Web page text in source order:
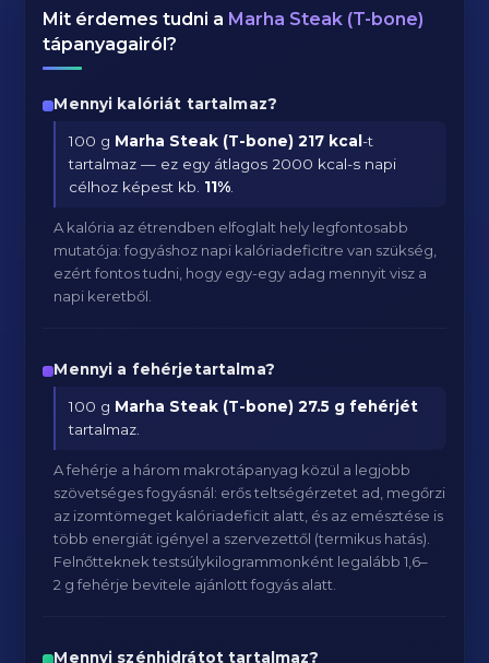
Mit érdemes tudni a Marha Steak (T-bone)
tápanyagairól?
Mennyi kalóriát tartalmaz?
100 g Marha Steak (T-bone) 217 kcal-t
tartalmaz — ez egy átlagos 2000 kcal-s napi
célhoz képest kb. 11%
A kalória az étrendben elfoglalt hely legfontosabb
mutatója: fogyáshoz napi kalóriadeficitre van szükség,
ezért fontos tudni, hogy egy-egy adag mennyit visz a
napi keretből.
Mennyi a fehérjetartalma?
100 g Marha Steak (T-bone) 27.5 g fehérjét
tartalmaz.
A fehérje a három makrotápanyag közül a legjobb
szövetséges fogyásnál: erős teltségérzetet ad, megőrzi
az izomtömeget kalóriadeficit alatt, és az emésztése is
több energiát igényel a szervezettől (termikus hatás).
Felnőtteknek testsúlykilogrammonként legalább 1,6–
2 g fehérje bevitele ajánlott fogyás alatt.
Mennyi szénhidrátot tartalmaz?